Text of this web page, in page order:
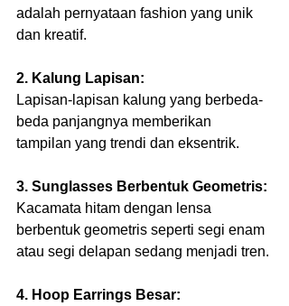
adalah pernyataan fashion yang unik
dan kreatif.
2. Kalung Lapisan:
Lapisan-lapisan kalung yang berbeda-
beda panjangnya memberikan
tampilan yang trendi dan eksentrik.
3. Sunglasses Berbentuk Geometris:
Kacamata hitam dengan lensa
berbentuk geometris seperti segi enam
atau segi delapan sedang menjadi tren.
4. Hoop Earrings Besar: